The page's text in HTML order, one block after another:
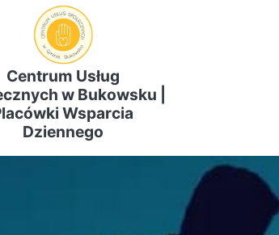
Centrum Usług
w Bukowsku |
Wsparcia
Dziennego